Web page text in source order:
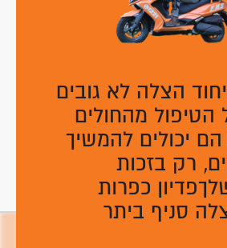
הצלה לא גובים
מהחולים
הם יכולים להמשיך
רק בזכות
כפרות
סניף ביתר
ונחזור אליכם טלפונית לביצוע